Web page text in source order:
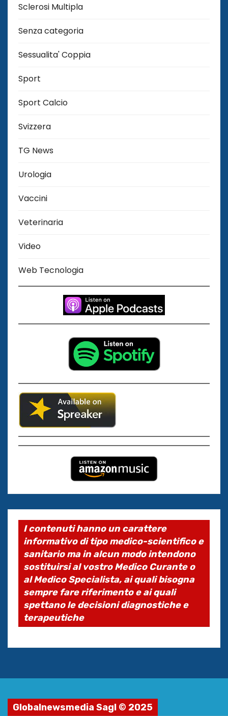
Sclerosi Multipla
Senza categoria
Sessualita' Coppia
Sport
Sport Calcio
Svizzera
TG News
Urologia
Vaccini
Veterinaria
Video
Web Tecnologia
I contenuti hanno un carattere
informativo di tipo medico-scientifico e
sanitario ma in alcun modo intendono
sostituirsi al vostro Medico Curante o
al Medico Specialista, ai quali bisogna
sempre fare riferimento e ai quali
spettano le decisioni diagnostiche e
terapeutiche
Globalnewsmedia Sagl © 2025